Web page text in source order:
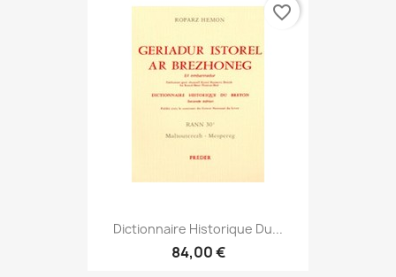
Dictionnaire Historique Du...
84,00 €
favorite_border